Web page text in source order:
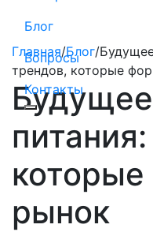
Блог
Вопросы
Контакты
Главная/Блог/
трендов, которые
рынок